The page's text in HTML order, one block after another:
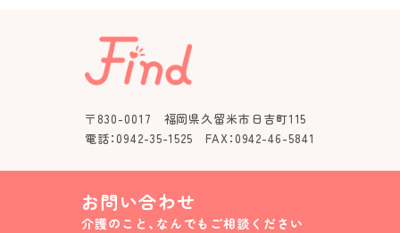
〒830-0017 福岡県久留米市日吉町115
電話：0942-35-1525 FAX：0942-46-5841
お問い合わせ
介護のこと、なんでもご相談ください